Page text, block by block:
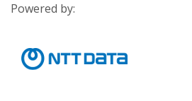
Powered by: